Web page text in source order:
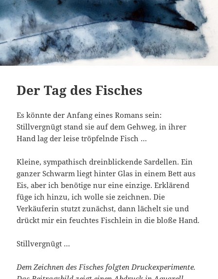
Der Tag des Fisches
Es könnte der Anfang eines Romans sein:
Stillvergnügt stand sie auf dem Gehweg, in ihrer
Hand lag der leise tröpfelnde Fisch …
Kleine, sympathisch dreinblickende Sardellen. Ein
ganzer Schwarm liegt hinter Glas in einem Bett aus
Eis, aber ich benötige nur eine einzige. Erklärend
füge ich hinzu, ich wolle sie zeichnen. Die
Verkäuferin stutzt zunächst, dann lächelt sie und
drückt mir ein feuchtes Fischlein in die bloße Hand.
Stillvergnügt …
Dem Zeichnen des Fisches folgten Druckexperimente.